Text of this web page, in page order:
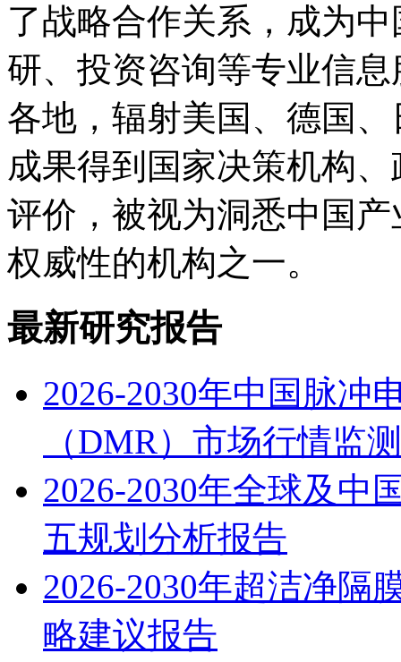
了战略合作关系，成为
研、投资咨询等专业信
各地，辐射美国、德国
成果得到国家决策机构
评价，被视为洞悉中国
权威性的机构之一。
最新研究报告
2026-2030年中国脉冲
（DMR）市场行情监
2026-2030年全球及中
五规划分析报告
2026-2030年超洁净隔
略建议报告